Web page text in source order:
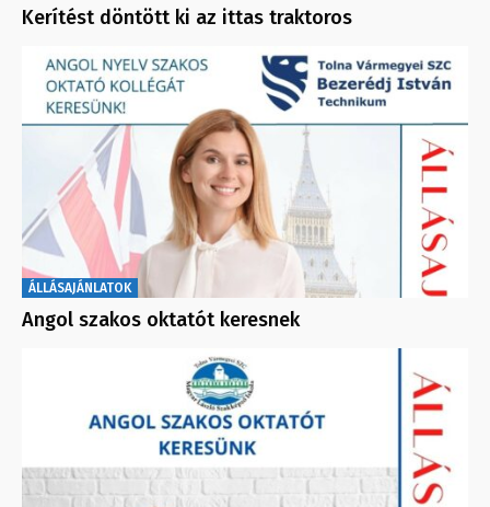
Kerítést döntött ki az ittas traktoros
ÁLLÁSAJÁNLATOK
Angol szakos oktatót keresnek